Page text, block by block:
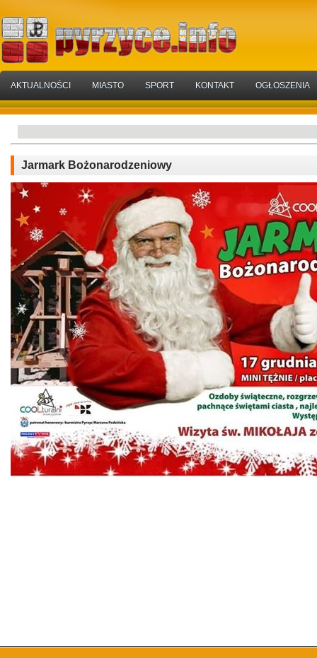
AKTUALNOŚCI MIASTO SPORT KONTAKT OGŁOSZENIA
Jarmark Bożonarodzeniowy